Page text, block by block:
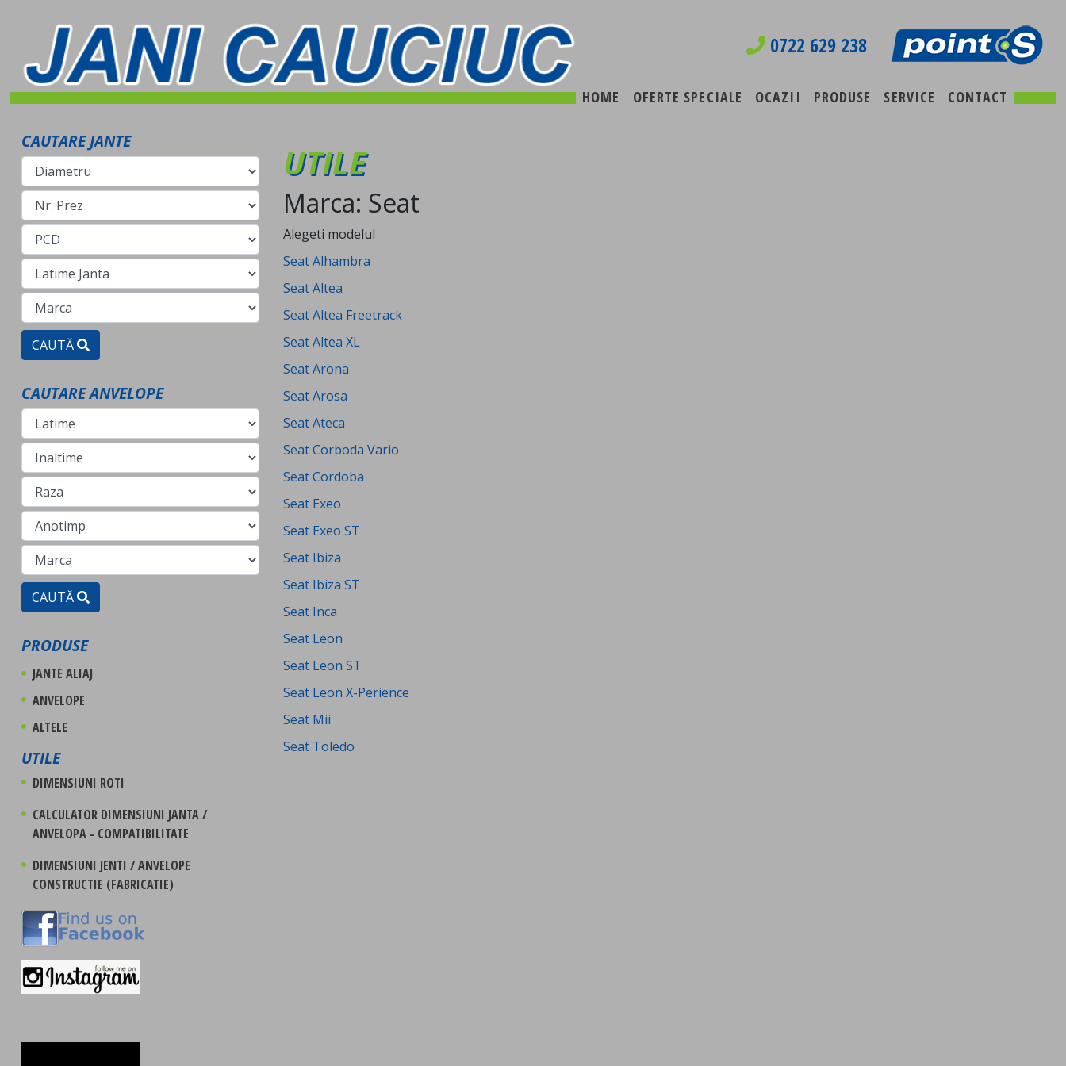
0722 629 238
HOME OFERTE SPECIALE OCAZII PRODUSE SERVICE CONTACT
CAUTARE JANTE
CAUTĂ
CAUTARE ANVELOPE
CAUTĂ
PRODUSE
JANTE ALIAJ
ANVELOPE
ALTELE
UTILE
DIMENSIUNI ROTI
CALCULATOR DIMENSIUNI JANTA /
ANVELOPA - COMPATIBILITATE
DIMENSIUNI JENTI / ANVELOPE
CONSTRUCTIE (FABRICATIE)
UTILE
Marca: Seat
Alegeti modelul
Seat Alhambra
Seat Altea
Seat Altea Freetrack
Seat Altea XL
Seat Arona
Seat Arosa
Seat Ateca
Seat Corboda Vario
Seat Cordoba
Seat Exeo
Seat Exeo ST
Seat Ibiza
Seat Ibiza ST
Seat Inca
Seat Leon
Seat Leon ST
Seat Leon X-Perience
Seat Mii
Seat Toledo